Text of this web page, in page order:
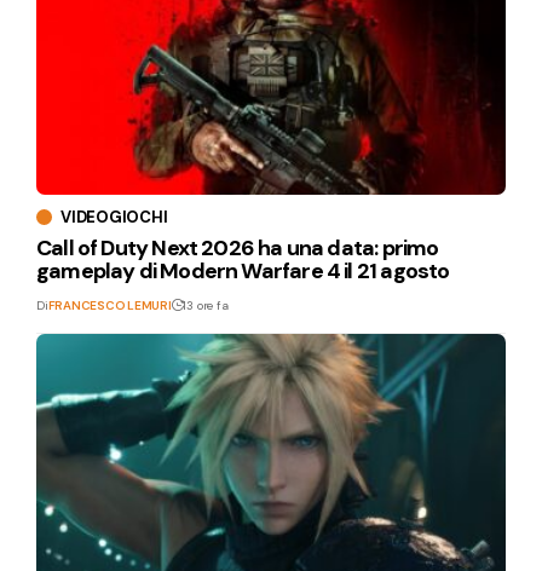
VIDEOGIOCHI
Call of Duty Next 2026 ha una data: primo
gameplay di Modern Warfare 4 il 21 agosto
DiFRANCESCO LEMURI 13 ore fa